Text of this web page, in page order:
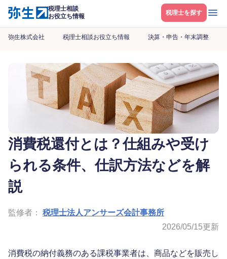
税理士相談
お役立ち情報
税理士を探す メニ
弥生株式会社 税理士相談お役立ち情報 決算・申告・年末調整
消費税還付とは？仕組みや受け
られる条件、仕訳方法などを解
説
監修者： 税理士法人アンサーズ会計事務所
2026/05/15更新
消費税の納付義務のある課税事業者は、商品などを販売し